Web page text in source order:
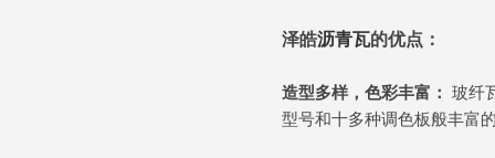
泽皓沥青瓦的优点：
造型多样，色彩丰富：
玻纤
型号和十多种调色板般丰富